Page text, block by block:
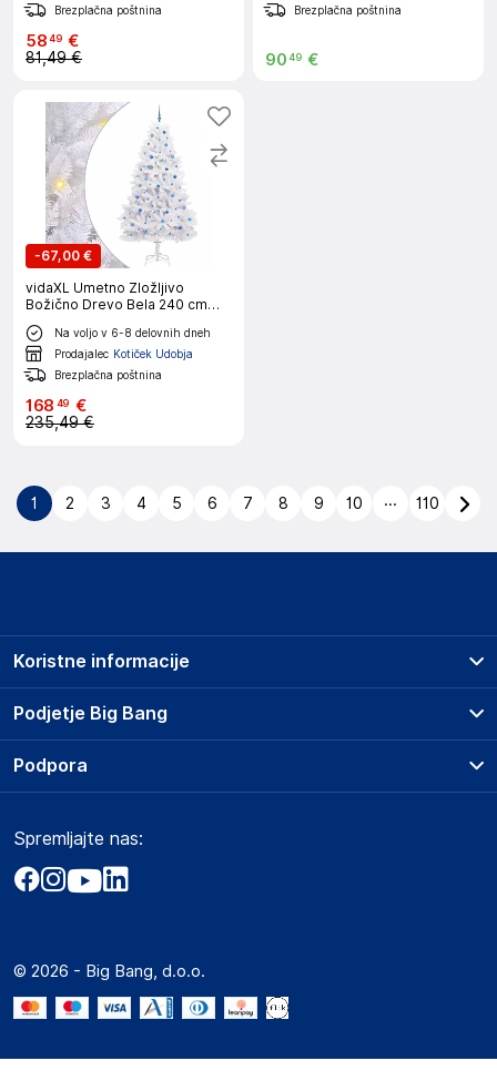
Brezplačna poštnina
5849 €
81,49 €
Brezplačna poštnina
9049 €
-67,00 €
vidaXL Umetno Zložljivo
Božično Drevo Bela 240 cm
PVC in jeklo
Na voljo v 6-8 delovnih dneh
Prodajalec Kotiček Udobja
Brezplačna poštnina
168 49 €
235,49 €
1 2 3 4 5 6 7 8 9 10 ... 110
Podjetje Big Bang
O podjetju
Obvestila za javnost
Akt o digitalnih storitvah
Marketplace za partnerje
Novosti
Koristne informacije
Prodajna mesta
Storitve
Dostava, vnos in odvoz
Zavarovanje izdelkov
Podpora
Marketplace
Kako oddati naročilo?
Spremljajte nas:
© 2026 - Big Bang, d.o.o.